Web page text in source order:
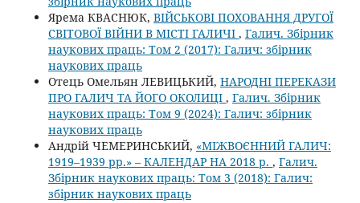
Ярема КВАСНЮК, ВІЙСЬКОВІ ПОХОВАННЯ ДРУГОЇ
СВІТОВОЇ ВІЙНИ В МІСТІ ГАЛИЧІ , Галич. Збірник
наукових праць: Том 2 (2017): Галич: збірник
наукових праць
Отець Омельян ЛЕВИЦЬКИЙ, НАРОДНІ ПЕРЕКАЗИ
ПРО ГАЛИЧ ТА ЙОГО ОКОЛИЦІ , Галич. Збірник
наукових праць: Том 9 (2024): Галич: збірник
наукових праць
Андрій ЧЕМЕРИНСЬКИЙ, «МІЖВОЄННИЙ ГАЛИЧ:
1919–1939 рр.» – КАЛЕНДАР НА 2018 р. , Галич.
Збірник наукових праць: Том 3 (2018): Галич:
збірник наукових праць